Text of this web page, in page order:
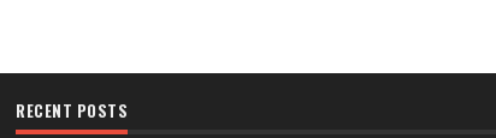
RECENT POSTS